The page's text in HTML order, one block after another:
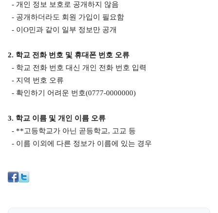
- 개인 정보 보호로 공개하지 않음
- 공개하더라도 회원 가입이 필요함
- 이 O민과 같이 일부 정보만 공개
2. 학교 전화 번호 및 휴대폰 번호 오류
- 학교 전화 번호 대신 개인 전화 번호 입력
- 지역 번호 오류
- 확인하기 어려운 번호(0777-0000000)
3. 학교 이름 및 개인 이름 오류
- **고등학교가 아닌 곧등학교, 고교 등
- 이름 이외에 다른 정보가 이름에 있는 경우